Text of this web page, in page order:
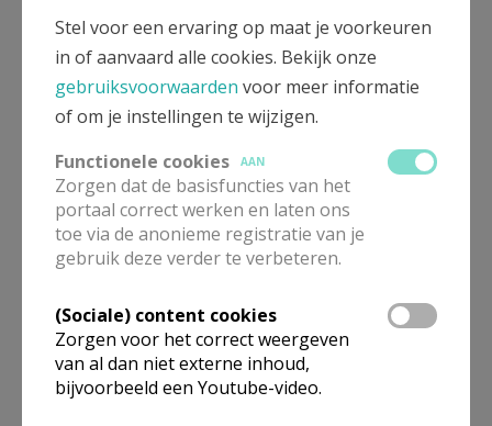
Pastoor
Pierre De Vidts
Spoorwegdreef 4
9680 Maarkedal
32 470 246 004
Stel voor een ervaring op maat je voorkeuren
in of aanvaard alle cookies. Bekijk onze
gebruiksvoorwaarden voor meer informatie
of om je instellingen te wijzigen.
Functionele cookies
AAN
Zorgen dat de basisfuncties van het
portaal correct werken en laten ons
toe via de anonieme registratie van je
gebruik deze verder te verbeteren.
(Sociale) content cookies
Zorgen voor het correct weergeven
van al dan niet externe inhoud,
bijvoorbeeld een Youtube-video.